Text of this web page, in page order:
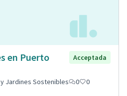
en Puerto
Acceptada
Jardines Sostenibles 0 0